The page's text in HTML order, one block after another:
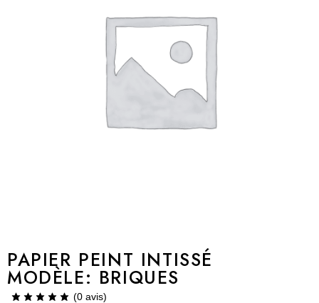
PAPIER PEINT INTISSÉ
MODÈLE: BRIQUES
(0 avis)